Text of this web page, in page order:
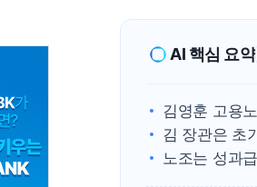
AI 핵심 요약
김영훈 고용
김 장관은 초
노조는 성과